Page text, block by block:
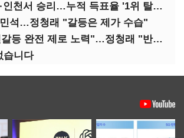
김민석, 제주·인천서 승리…누적 득표율 '1위 탈환'(종합)
석…정청래 "갈등은 제가 수습"
김민석 "경선갈등 완전 제로 노력"…정청래 "반명 공세 사과부터"
습니다